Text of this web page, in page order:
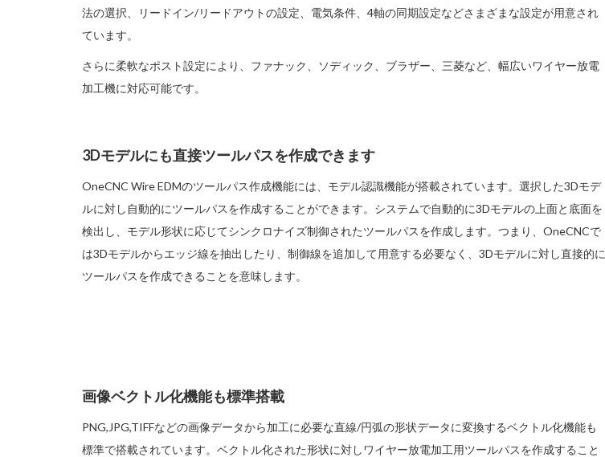
法の選択、リードイン/リードアウトの設定、電気条件、4軸の同期設定などさまざまな設定が用意され
ています。
さらに柔軟なポスト設定により、ファナック、ソディック、ブラザー、三菱など、幅広いワイヤー放電
加工機に対応可能です。
3Dモデルにも直接ツールパスを作成できます
OneCNC Wire EDMのツールパス作成機能には、モデル認識機能が搭載されています。選択した3Dモデ
ルに対し自動的にツールパスを作成することができます。システムで自動的に3Dモデルの上面と底面を
検出し、モデル形状に応じてシンクロナイズ制御されたツールパスを作成します。つまり、OneCNCで
は3Dモデルからエッジ線を抽出したり、制御線を追加して用意する必要なく、3Dモデルに対し直接的に
ツールパスを作成できることを意味します。
画像ベクトル化機能も標準搭載
PNG,JPG,TIFFなどの画像データから加工に必要な直線/円弧の形状データに変換するベクトル化機能も
標準で搭載されています。ベクトル化された形状に対しワイヤー放電加工用ツールパスを作成すること